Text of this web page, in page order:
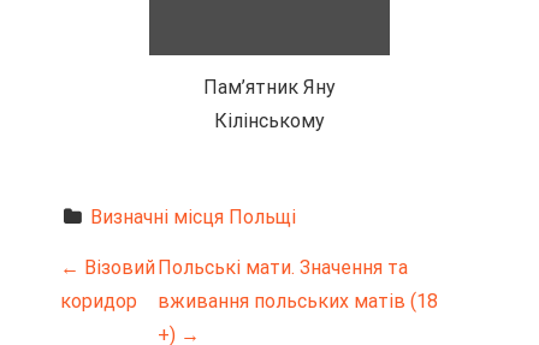
Пам’ятник Яну
Кілінському
Визначні місця Польщі
Н
а
← Візовий
коридор
Польські мати. Значення та
вживання польських матів (18
+) →